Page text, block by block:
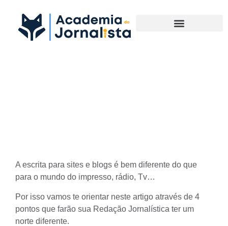
A escrita para sites e blogs é bem diferente do que
para o mundo do impresso, rádio, Tv…
Por isso vamos te orientar neste artigo através de 4
pontos que farão sua Redação Jornalística ter um
norte diferente.